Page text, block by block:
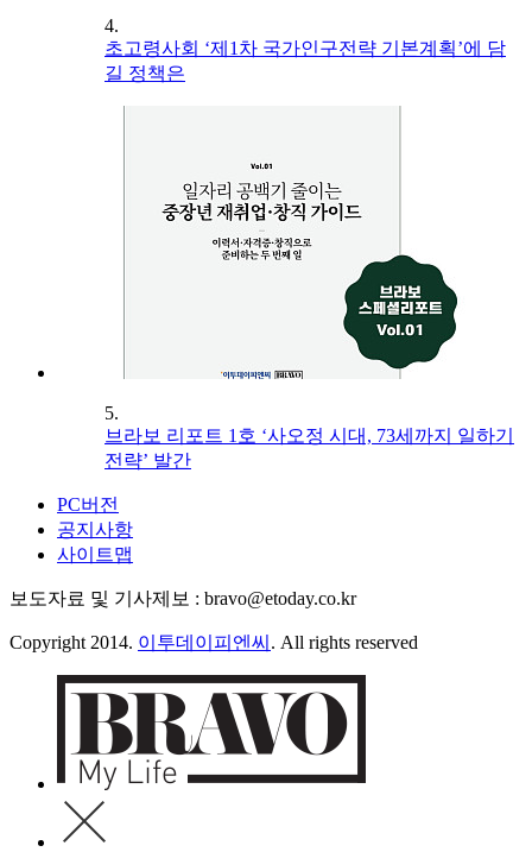
4.
초고령사회 ‘제1차 국가인구전략 기본계획’에 담
길 정책은
5.
브라보 리포트 1호 ‘사오정 시대, 73세까지 일하기
전략’ 발간
PC버전
공지사항
사이트맵
보도자료 및 기사제보 : bravo@etoday.co.kr
Copyright 2014. 이투데이피엔씨 . All rights reserved